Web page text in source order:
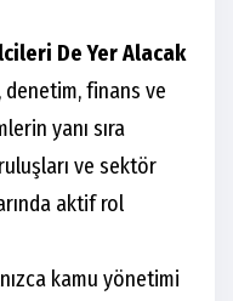
De Yer Alacak
denetim, finans ve
yanı sıra
ve sektör
aktif rol
kamu yönetimi